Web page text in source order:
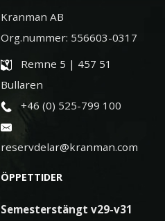
Kranman AB
Org.nummer: 556603-0317
Remne 5 | 457 51
Bullaren
+46 (0) 525-799 100
reservdelar@kranman.com
ÖPPETTIDER
Semesterstängt v29-v31